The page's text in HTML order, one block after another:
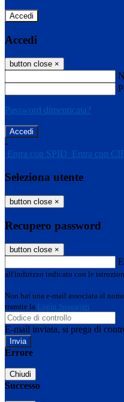
Accedi
Accedi
button close ×
Password dimenticata?
-
Entra con SPID Entra con
Seleziona utente
button close ×
Recupero password
button close ×
all'indirizzo indicato con le
Non hai una e-mail associata al
tramite la Login Spaggiari
E-mail inviata, si prega di
Errore
Chiudi
Successo